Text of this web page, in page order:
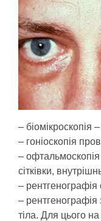
–
– гоніоскопія
–
сітківки,
– рентгенографія
–
тіла. Для цього